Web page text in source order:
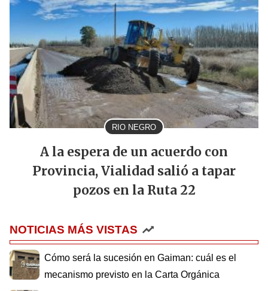
RIO NEGRO
A la espera de un acuerdo con
Provincia, Vialidad salió a tapar
pozos en la Ruta 22
NOTICIAS MÁS VISTAS
Cómo será la sucesión en Gaiman: cuál es el
mecanismo previsto en la Carta Orgánica